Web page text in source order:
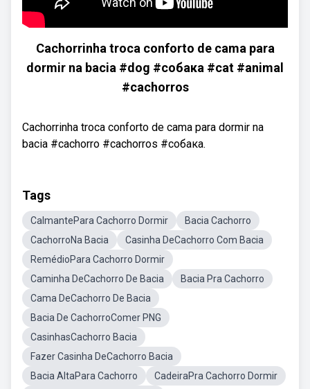
Cachorrinha troca conforto de cama para
dormir na bacia #dog #собака #cat #animal
#cachorros
Cachorrinha troca conforto de cama para dormir na
bacia #cachorro #cachorros #собака.
Tags
CalmantePara Cachorro Dormir
Bacia Cachorro
CachorroNa Bacia
Casinha DeCachorro Com Bacia
RemédioPara Cachorro Dormir
Caminha DeCachorro De Bacia
Bacia Pra Cachorro
Cama DeCachorro De Bacia
Bacia De CachorroComer PNG
CasinhasCachorro Bacia
Fazer Casinha DeCachorro Bacia
Bacia AltaPara Cachorro
CadeiraPra Cachorro Dormir